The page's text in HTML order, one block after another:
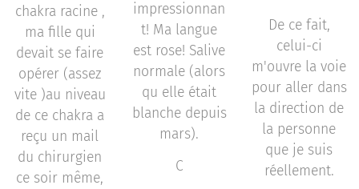
chakra racine ,
ma fille qui
devait se faire
opérer (assez
vite )au niveau
de ce chakra a
reçu un mail
du chirurgien
ce soir même,
impressionnan
t! Ma langue
est rose! Salive
normale (alors
qu elle était
blanche depuis
mars).
C
De ce fait,
celui-ci
m'ouvre la voie
pour aller dans
la direction de
la personne
que je suis
réellement.